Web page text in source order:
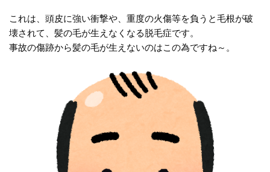
これは、頭皮に強い衝撃や、重度の火傷等を負うと毛根が破
壊されて、髪の毛が生えなくなる脱毛症です。
事故の傷跡から髪の毛が生えないのはこの為ですね～。